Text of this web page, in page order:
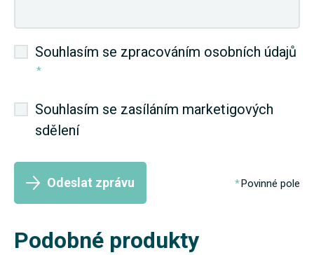
Souhlasím se zpracováním osobních údajů
*
Souhlasím se zasíláním marketigových
sdělení
Odeslat zprávu Povinné pole
Podobné produkty